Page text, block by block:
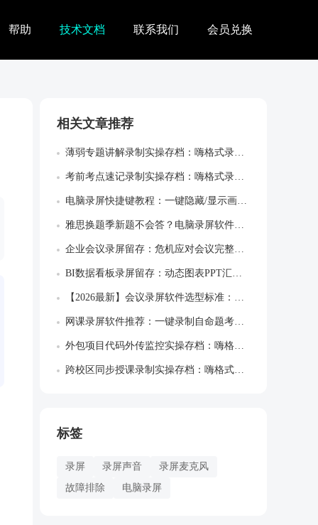
帮助 技术文档 联系我们 会员兑换
相关文章推荐
薄弱专题讲解录制实操存档：嗨格式录屏大师...
考前考点速记录制实操存档：嗨格式录屏大师...
电脑录屏快捷键教程：一键隐藏/显示画板，...
雅思换题季新题不会答？电脑录屏软件画中画...
企业会议录屏留存：危机应对会议完整决策留...
BI数据看板录屏留存：动态图表PPT汇报...
【2026最新】会议录屏软件选型标准：录...
网课录屏软件推荐：一键录制自命题考研院校...
外包项目代码外传监控实操存档：嗨格式屏幕...
跨校区同步授课录制实操存档：嗨格式录屏大...
标签
录屏 录屏声音
录屏麦克风
故障排除
电脑录屏